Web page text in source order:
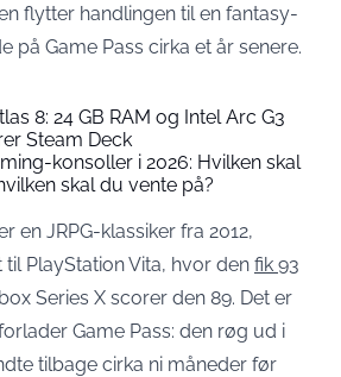
flytter handlingen til en fantasy-
på Game Pass cirka et år senere.
8: 24 GB RAM og Intel Arc G3
Steam Deck
konsoller i 2026: Hvilken skal
skal du vente på?
en JRPG-klassiker fra 2012,
PlayStation Vita, hvor den fik 93
Series X scorer den 89. Det er
Game Pass: den røg ud i
tilbage cirka ni måneder før